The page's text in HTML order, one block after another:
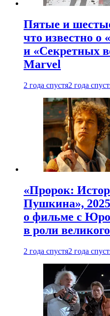
Пятые и
что известно о
и «Секретных
Marvel
2 года спустя2 года
«Пророк:
Пушкина», 2025
о фильме с
в роли
2 года спустя2 года